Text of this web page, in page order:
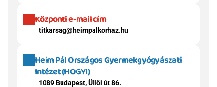
Központi e-mail cím
titkarsag@heimpalkorhaz.hu
Heim Pál Országos Gyermekgyógyászati
Intézet (HOGYI)
1089 Budapest, Üllői út 86.